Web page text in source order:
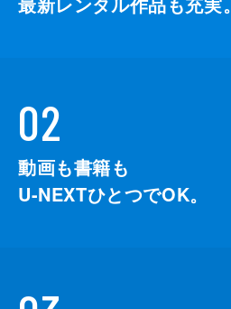
02
動画も書籍も
U-NEXTひとつでOK。